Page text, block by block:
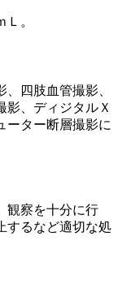
。
四肢血管撮影、
影、ディジタルＸ
ーター断層撮影に
観察を十分に行
するなど適切な処